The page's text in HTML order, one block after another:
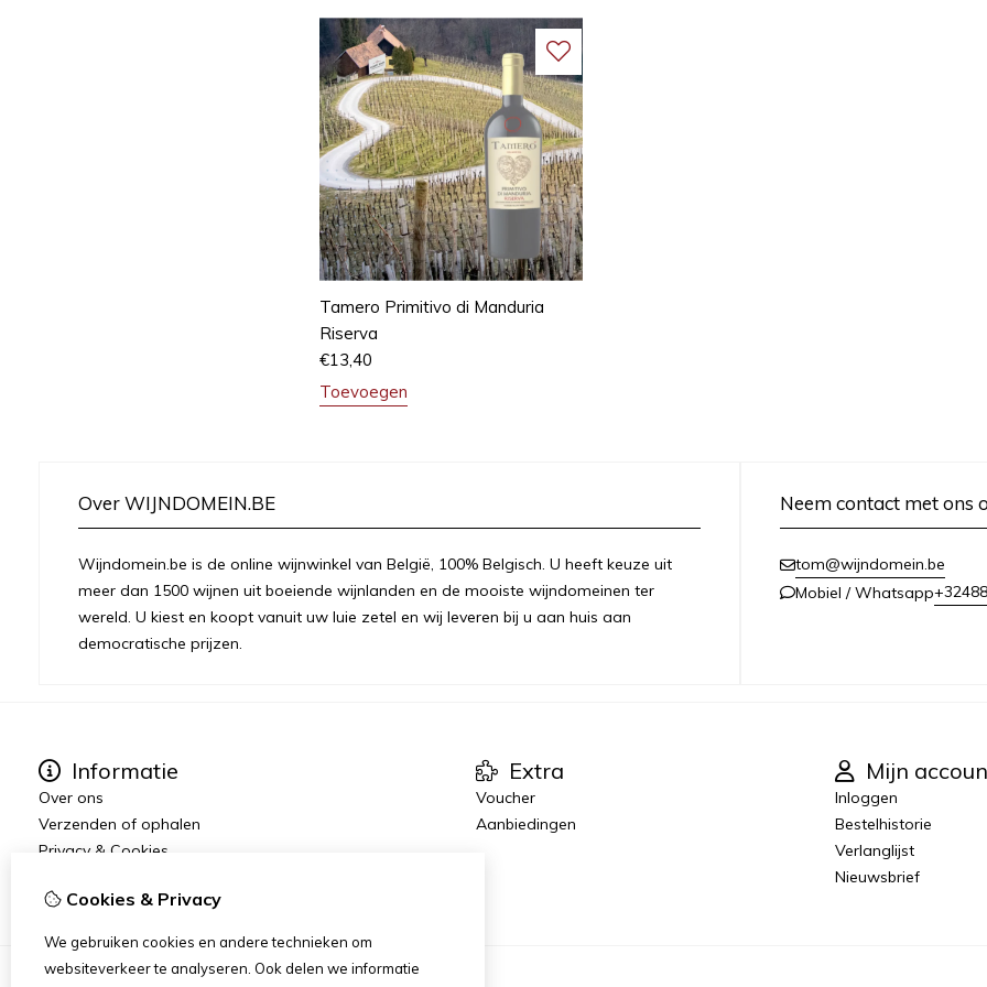
Tamero Primitivo di Manduria
Riserva
€13,40
Toevoegen
Over WIJNDOMEIN.BE
Wijndomein.be is de online wijnwinkel van België, 100% Belgisch. U heeft keuze uit
meer dan 1500 wijnen uit boeiende wijnlanden en de mooiste wijndomeinen ter
wereld. U kiest en koopt vanuit uw luie zetel en wij leveren bij u aan huis aan
democratische prijzen.
Neem contact met ons
tom@wijndomein.be
Mobiel / Whatsapp
Informatie
Over ons
Verzenden of ophalen
Privacy & Cookies
Extra
Voucher
Aanbiedingen
Mijn
Inloggen
Bestelhistorie
Verlanglijst
Nieuwsbrief
Cookies & Privacy
We gebruiken cookies en andere technieken om
websiteverkeer te analyseren. Ook delen we informatie